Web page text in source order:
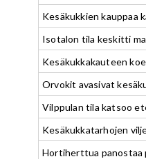
Kesäkukkien kauppaa
Isotalon tila keskitti
Kesäkukkakauteen
Orvokit avasivat
Vilppulan tila katsoo
Kesäkukkatarhojen
Hortiherttua panostaa